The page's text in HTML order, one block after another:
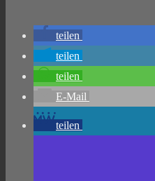
teilen
teilen
teilen
E-Mail
teilen